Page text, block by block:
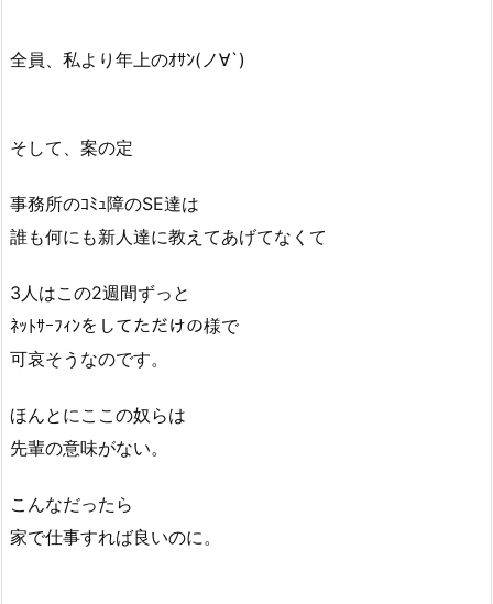
全員、私より年上のｵｻﾝ(ノ∀`)
そして、案の定
事務所のｺﾐｭ障のSE達は
誰も何にも新人達に教えてあげてなくて
3人はこの2週間ずっと
ﾈｯﾄｻｰﾌｨﾝをしてただけの様で
可哀そうなのです。
ほんとにここの奴らは
先輩の意味がない。
こんなだったら
家で仕事すれば良いのに。